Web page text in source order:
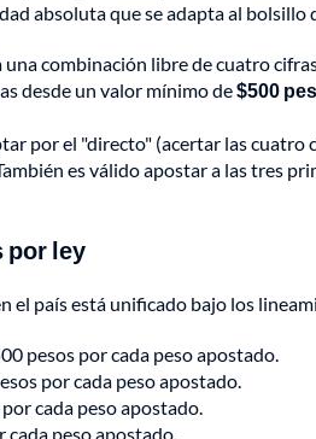
absoluta que se adapta al bolsillo
combinación libre de cuatro
desde un valor mínimo de$500
por el "directo" (acertar las cuatro
es válido apostar a las tres
por ley
el país está unificado bajo los
pesos por cada peso apostado.
por cada peso apostado.
cada peso apostado.
cada peso apostado.